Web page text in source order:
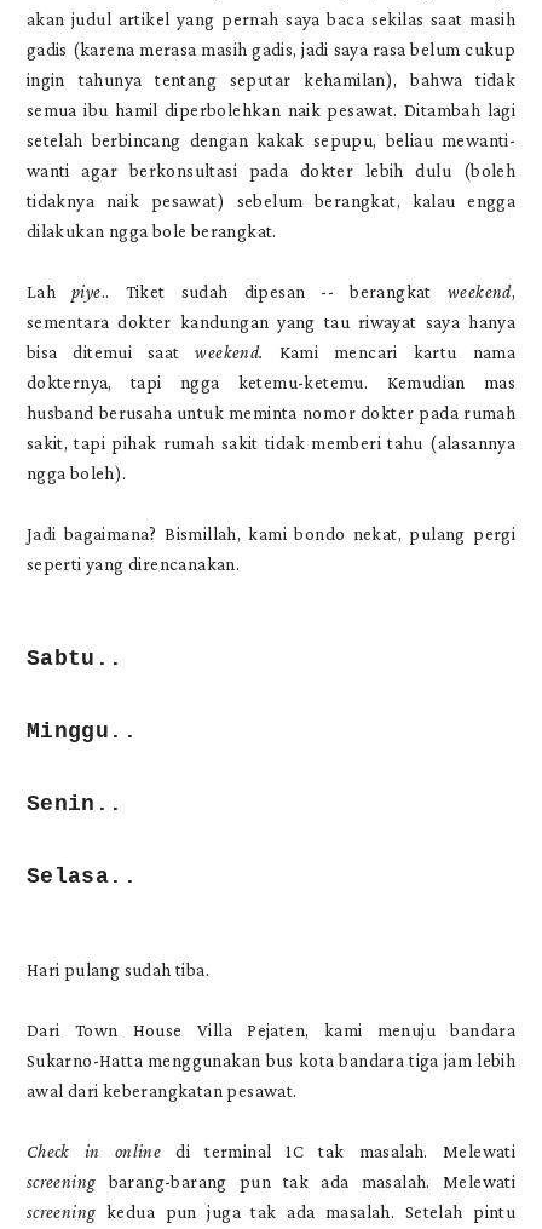
akan judul artikel yang pernah saya baca sekilas saat masih
gadis (karena merasa masih gadis, jadi saya rasa belum cukup
ingin tahunya tentang seputar kehamilan), bahwa tidak
semua ibu hamil diperbolehkan naik pesawat. Ditambah lagi
setelah berbincang dengan kakak sepupu, beliau mewanti-
wanti agar berkonsultasi pada dokter lebih dulu (boleh
tidaknya naik pesawat) sebelum berangkat, kalau engga
dilakukan ngga bole berangkat.
Lahpiye.. Tiket sudah dipesan -- berangkat weekend,
sementara dokter kandungan yang tau riwayat saya hanya
bisa ditemui saatweekend.
Kami mencari kartu nama
dokternya, tapi ngga ketemu-ketemu. Kemudian mas
husband berusaha untuk meminta nomor dokter pada rumah
sakit, tapi pihak rumah sakit tidak memberi tahu (alasannya
ngga boleh).
Jadi bagaimana? Bismillah, kami bondo nekat, pulang pergi
seperti yang direncanakan.
Sabtu..
Minggu..
Senin..
Selasa..
Hari pulang sudah tiba.
Dari Town House Villa Pejaten, kami menuju bandara
Sukarno-Hatta menggunakan bus kota bandara tiga jam lebih
awal dari keberangkatan pesawat.
Check in online di terminal 1C tak masalah. Melewati
screening barang-barang pun tak ada masalah. Melewati
screening kedua pun juga tak ada masalah. Setelah pintu